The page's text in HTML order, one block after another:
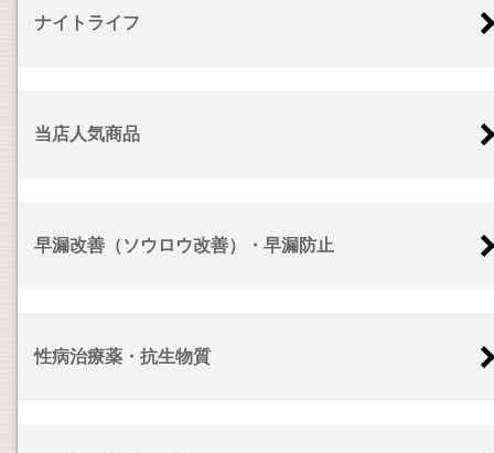
ナイトライフ
当店人気商品
早漏改善（ソウロウ改善）・早漏防止
性病治療薬・抗生物質